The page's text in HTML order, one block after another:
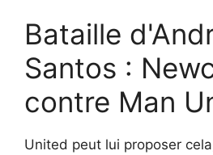
Bataille
Santos :
contre Man
United peut lui proposer